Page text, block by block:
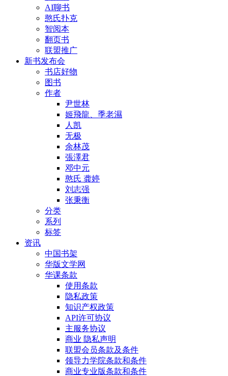
AI聊书
憨氏扑克
智阅本
翻页书
联盟推广
新书发布会
书店好物
图书
作者
尹世林
姬飛龍、季老濕
人凯
无极
余林茂
張澤君
邓中元
憨氏 龚婷
刘志强
张秉衡
分类
系列
标签
资讯
中国书架
华版文学网
华课条款
使用条款
隐私政策
知识产权政策
API许可协议
主服务协议
商业 隐私声明
联盟会员条款及条件
领导力学院条款和条件
商业专业版条款和条件